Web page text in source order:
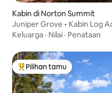
Kabin di Norton Summit
Juniper Grove • Kabin Log
Keluarga · Nilai · Penataan
Pilihan tamu terpopuler
Pilihan tamu